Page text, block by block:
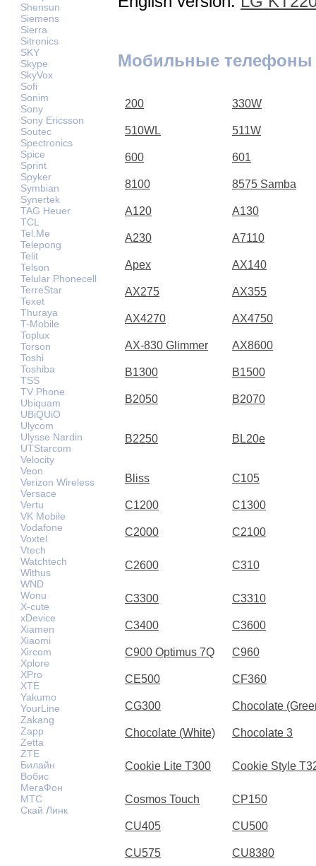
Shensun
Siemens
Sierra
Sitronics
SKY
Skype
SkyVox
Sofi
Sonim
Sony
Sony Ericsson
Soutec
Spectronics
Spice
Sprint
Spyker
Symbian
Synertek
TAG Heuer
TCL
Tel.Me
Telepong
Telit
Telson
Telular Phonecell
TerreStar
Texet
Thuraya
T-Mobile
Toplux
Torson
Toshi
Toshiba
TSS
TV Phone
Ubiquam
UBiQUiO
Ulycom
Ulysse Nardin
UTStarcom
Velocity
Veon
Verizon Wireless
Versace
Vertu
VK Mobile
Vodafone
Voxtel
Vtech
Watchtech
Withus
WND
Wonu
X-cute
xDevice
Xiamen
Xiaomi
Xircom
Xplore
XPro
XTE
Yakumo
YourLine
Zakang
Zapp
Zetta
ZTE
Билайн
Вобис
МегаФон
МТС
Скай Линк
Мобильные телефоны
200 330W
510WL 511W
600 601
8100 8575 Samba
A120 A130
A230 A7110
Apex AX140
AX275 AX355
AX4270 AX4750
AX-830 Glimmer AX8600
B1300 B1500
B2050 B2070
B2250 BL20e
Bliss C105
C1200 C1300
C2000 C2100
C2600 C310
C3300 C3310
C3400 C3600
C900 Optimus 7Q C960
CE500 CF360
CG300 Chocolate
Chocolate (White) Chocolate 3
Cookie Lite T300 Cookie Style
Cosmos Touch CP150
CU405 CU500
CU575 CU8380